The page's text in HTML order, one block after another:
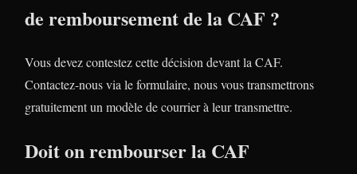
de remboursement de la CAF ?
Vous devez contestez cette décision devant la CAF.
Contactez-nous via le formulaire, nous vous transmettrons
gratuitement un modèle de courrier à leur transmettre.
Doit on rembourser la CAF